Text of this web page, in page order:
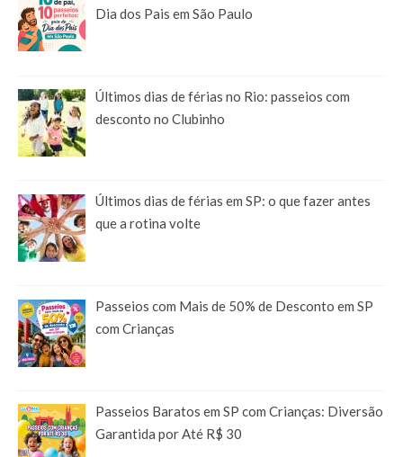
Dia dos Pais em São Paulo
Últimos dias de férias no Rio: passeios com
desconto no Clubinho
Últimos dias de férias em SP: o que fazer antes
que a rotina volte
Passeios com Mais de 50% de Desconto em SP
com Crianças
Passeios Baratos em SP com Crianças: Diversão
Garantida por Até R$ 30